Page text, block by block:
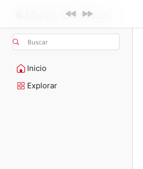
Buscar
Inicio
Explorar